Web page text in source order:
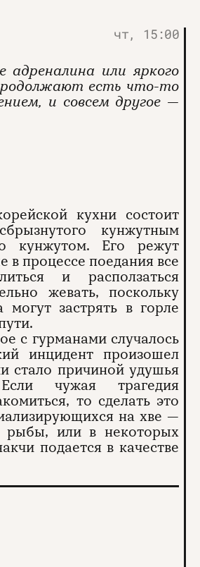
чт, 15:00
адреналина или яркого
есть что-то
и совсем другое —
кухни состоит
кунжутным
кунжутом. Его режут
в процессе поедания все
и расползаться
жевать, поскольку
застрять в горле
с гурманами случалось
инцидент произошел
стало причиной удушья
чужая трагедия
то сделать это
на хве —
или в некоторых
подается в качестве